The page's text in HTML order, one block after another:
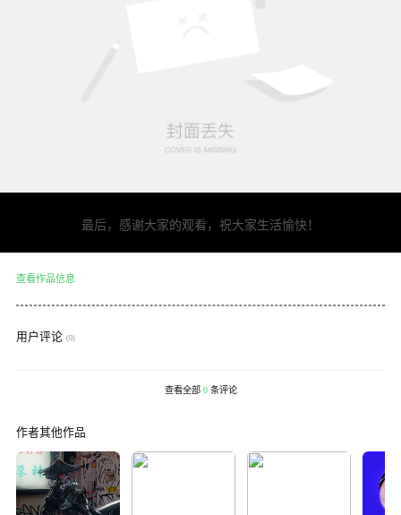
最后，感谢大家的观看，祝大家生活愉快！
查看作品信息
用户评论 (0)
查看全部0 条评论
作者其他作品